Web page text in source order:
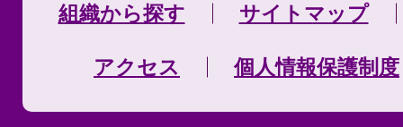
組織から探す サイトマップ
アクセス 個人情報保護制度